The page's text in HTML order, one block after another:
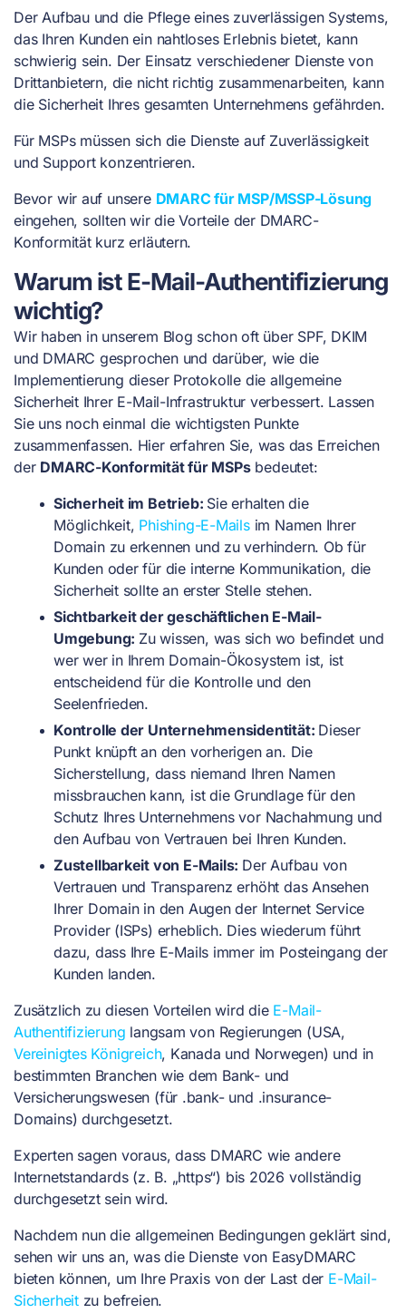
Der Aufbau und die Pflege eines zuverlässigen Systems,
das Ihren Kunden ein nahtloses Erlebnis bietet, kann
schwierig sein. Der Einsatz verschiedener Dienste von
Drittanbietern, die nicht richtig zusammenarbeiten, kann
die Sicherheit Ihres gesamten Unternehmens gefährden.
Für MSPs müssen sich die Dienste auf Zuverlässigkeit
und Support konzentrieren.
Bevor wir auf unsere DMARC für MSP/MSSP-Lösung
eingehen, sollten wir die Vorteile der DMARC-
Konformität kurz erläutern.
Warum ist E-Mail-Authentifizierung
wichtig?
Wir haben in unserem Blog schon oft über SPF, DKIM
und DMARC gesprochen und darüber, wie die
Implementierung dieser Protokolle die allgemeine
Sicherheit Ihrer E-Mail-Infrastruktur verbessert. Lassen
Sie uns noch einmal die wichtigsten Punkte
zusammenfassen. Hier erfahren Sie, was das Erreichen
der DMARC-Konformität für MSPsbedeutet:
Sicherheit im Betrieb: Sie erhalten die
Möglichkeit, Phishing-E-Mailsim Namen Ihrer
Domain zu erkennen und zu verhindern. Ob für
Kunden oder für die interne Kommunikation, die
Sicherheit sollte an erster Stelle stehen.
Sichtbarkeit der geschäftlichen E-Mail-
Umgebung: Zu wissen, was sich wo befindet und
wer wer in Ihrem Domain-Ökosystem ist, ist
entscheidend für die Kontrolle und den
Seelenfrieden.
Kontrolle der Unternehmensidentität: Dieser
Punkt knüpft an den vorherigen an. Die
Sicherstellung, dass niemand Ihren Namen
missbrauchen kann, ist die Grundlage für den
Schutz Ihres Unternehmens vor Nachahmung und
den Aufbau von Vertrauen bei Ihren Kunden.
Zustellbarkeit von E-Mails: Der Aufbau von
Vertrauen und Transparenz erhöht das Ansehen
Ihrer Domain in den Augen der Internet Service
Provider (ISPs) erheblich. Dies wiederum führt
dazu, dass Ihre E-Mails immer im Posteingang der
Kunden landen.
Zusätzlich zu diesen Vorteilen wird die E-Mail-
Authentifizierung langsam von Regierungen (USA,
Vereinigtes Königreich, Kanada und Norwegen) und in
bestimmten Branchen wie dem Bank- und
Versicherungswesen (für .bank- und .insurance-
Domains) durchgesetzt.
Experten sagen voraus, dass DMARC wie andere
Internetstandards (z. B. „https“) bis 2026 vollständig
durchgesetzt sein wird.
Nachdem nun die allgemeinen Bedingungen geklärt sind,
sehen wir uns an, was die Dienste von EasyDMARC
bieten können, um Ihre Praxis von der Last der E-Mail-
Sicherheitzu befreien.